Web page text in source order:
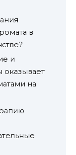
в
и
на